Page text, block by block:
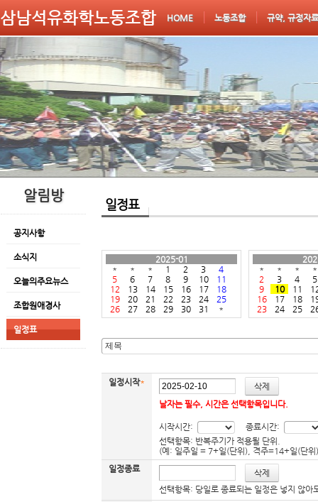
삼남석유화학노동조합 HOME 노동조합 규약, 규정자
알림방
공지사항
소식지
오늘의주요뉴스
조합원애경사
일정표
일정표
2025-01
*
* * 1 2 3
4
5
6 7 8 9 10
11
12
13 14 15 16 17
18
19
20 21 22 23 24
25
26
27 28 29 30 31 *
*
* *
*
2
3 4
5
9
10 11
16
17 18
23
24 25
일정시작*
날자는 필수, 시간은 선택항목입니다.
시작시간:
종료시간:
선택항목: 반복주기가 적용될 단위.
(예: 일주일 = 7+일(단위), 격주=14+일(단
일정종료
선택항목: 당일로 종료되는 일정은 넣지 않